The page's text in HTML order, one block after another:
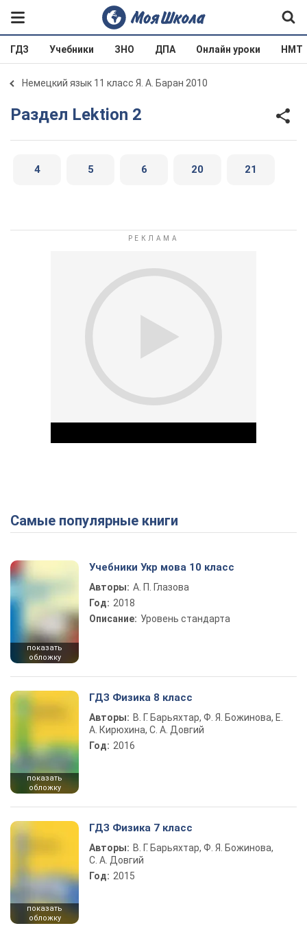
ГДЗ Учебники ЗНО ДПА Онлайн уроки НМТ
Немецкий язык 11 класс Я. А. Баран 2010
Раздел Lektion 2
4 5 6 20 21
Play Video
Самые популярные книги
показать
обложку
Учебники Укр мова 10 класс
Авторы: А. П. Глазова
Год: 2018
Описание: Уровень стандарта
показать
обложку
ГДЗ Физика 8 класс
Авторы: В. Г. Барьяхтар, Ф. Я. Божинова, Е.
А. Кирюхина, С. А. Довгий
Год: 2016
показать
обложку
ГДЗ Физика 7 класс
Авторы: В. Г. Барьяхтар, Ф. Я. Божинова,
С. А. Довгий
Год: 2015